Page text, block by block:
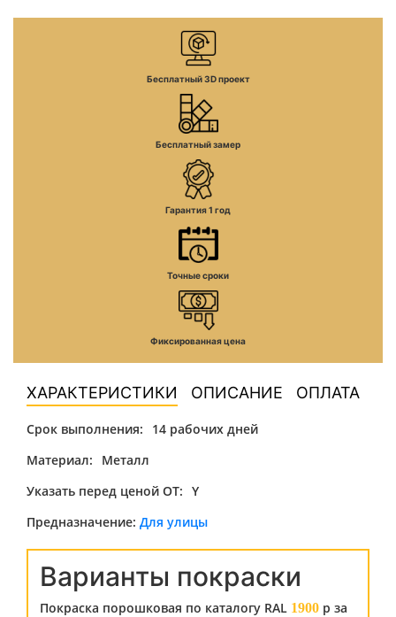
Бесплатный 3D проект
Бесплатный замер
Гарантия 1 год
Точные сроки
Фиксированная цена
ХАРАКТЕРИСТИКИ ОПИСАНИЕ ОПЛАТА
Срок выполнения:
14 рабочих дней
Материал:
Металл
Указать перед ценой ОТ: Y
Предназначение: Для улицы
Варианты покраски
Покраска порошковая по каталогу RAL 1900 р за